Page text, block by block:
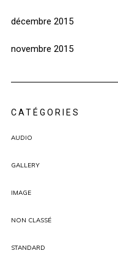
décembre 2015
novembre 2015
CATÉGORIES
AUDIO
GALLERY
IMAGE
NON CLASSÉ
STANDARD